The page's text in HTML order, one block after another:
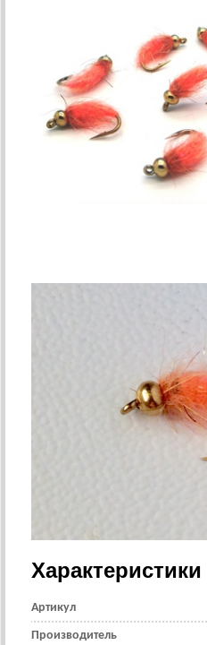
Характеристики
Артикул
Производитель